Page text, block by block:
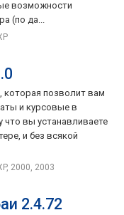
возможности
(по да...
которая позволит вам
и курсовые в
что вы устанавливаете
и без всякой
2000, 2003
2.4.72